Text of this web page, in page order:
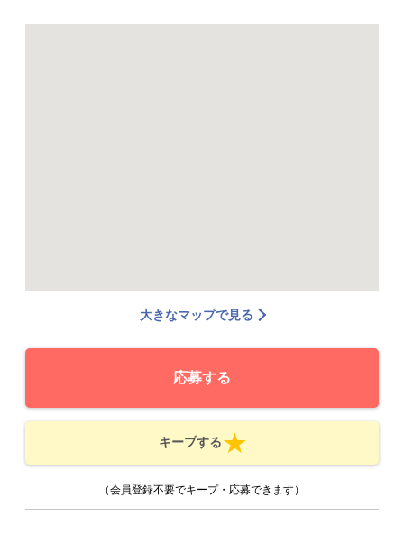
大きなマップで見る
応募する
キープする
（会員登録不要でキープ・応募できます）